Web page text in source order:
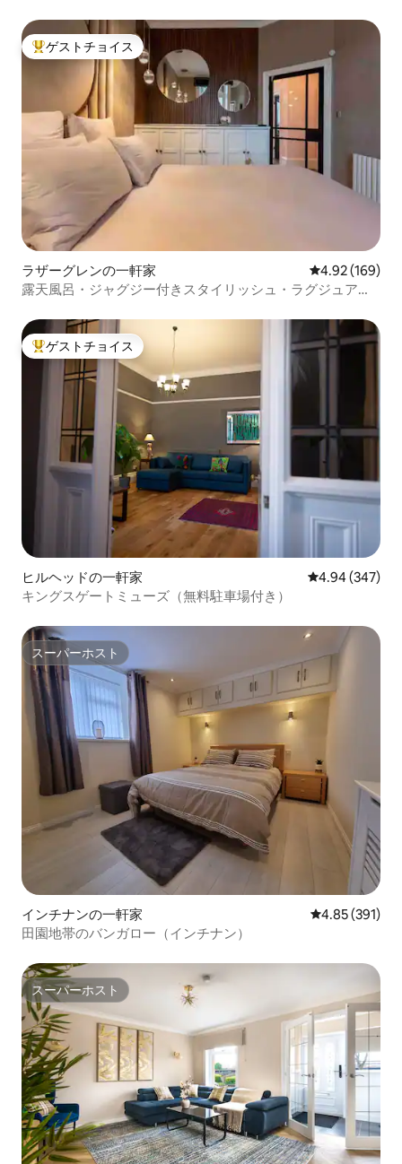
大好評のゲストチョイスです。
ゲストチョイス
ラザーグレンの一軒家 レビュー169
4.92 (169)
露天風呂・ジャグジー付きスタイリッシュ・ラグジュアリ
大好評のゲストチョイスです。
ゲストチョイス
ヒルヘッドの一軒家 レビュー347
4.94 (347)
キングスゲートミューズ（無料駐車場付き）
スーパーホスト
スーパーホスト
インチナンの一軒家 レビュー391
4.85 (391)
田園地帯のバンガロー（インチナン）
スーパーホスト
スーパーホスト